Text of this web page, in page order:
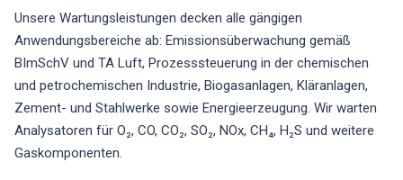
Unsere Wartungsleistungen decken alle gängigen
Anwendungsbereiche ab: Emissionsüberwachung gemäß
BImSchV und TA Luft, Prozesssteuerung in der chemischen
und petrochemischen Industrie, Biogasanlagen, Kläranlagen,
Zement- und Stahlwerke sowie Energieerzeugung. Wir warten
Analysatoren für O₂, CO, CO₂, SO₂, NOx, CH₄, H₂S und weitere
Gaskomponenten.